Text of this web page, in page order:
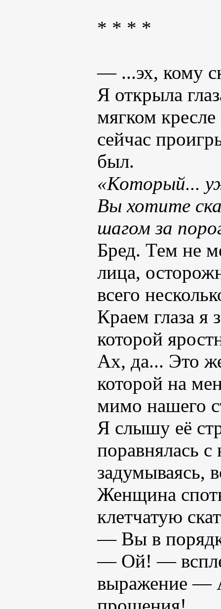
* * * *
— ...эх, кому
Я открыла
мягком
сейчас
был.
«Который...
Вы хотите
шагом за
Бред. Тем не
лица,
всего
Краем глаза я
которой
Ах, да... Это
которой на
мимо нашего
Я слышу её
поравнялась
задумываясь,
Женщина
клетчатую
— Вы в
— Ой! —
выражение —